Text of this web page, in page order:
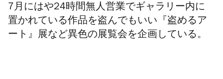
7月にはや24時間無人営業でギャラリー内に
置かれている作品を盗んでもいい『盗めるア
ート』展など異色の展覧会を企画している。